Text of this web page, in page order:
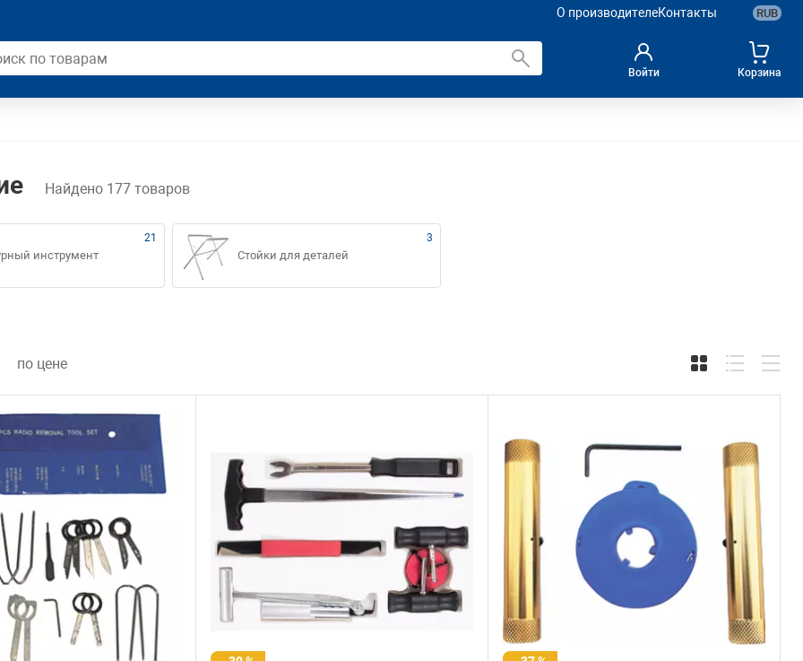
О производителеКонтакты RUB
Войти Корзина
и
для
Электроизмерительный инструмент
Химия
Смазки и средства удаления
ржавчины
Инвентарь
Хозяйственный инструмент
Шиномонтажный участок
Пистолеты для накачки шин
Ключи баллонные
Расходные материалы
Материалы для шлифовки и
Метизы и крепежные изделия
Специальный инструмент (Уценка)
Сервис
Найдено 177 товаров
инструмент
21
Стойки для деталей
3
по цене